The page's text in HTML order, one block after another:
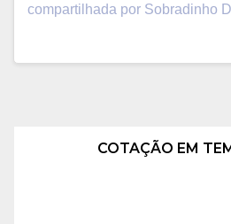
compartilhada por Sobradinho
COTAÇÃO EM